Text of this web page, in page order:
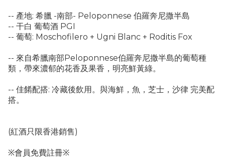
-- 產地: 希臘 -南部- Peloponnese 伯羅奔尼撒半島
-- 干白 葡萄酒 PGI
-- 葡萄: Moschofilero + Ugni Blanc + Roditis Fox
-- 來自希臘南部Peloponnese伯羅奔尼撒半島的葡萄種
類，帶來濃郁的花香及果香，明亮鮮黃綠。
-- 佳餚配搭: 冷藏後飲用。與海鮮，魚，芝士，沙律 完美配
搭。
(紅酒只限香港銷售)
※會員免費註冊※